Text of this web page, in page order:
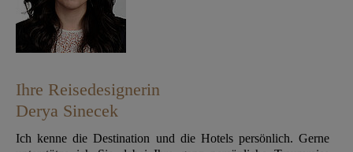
Ihre Reisedesignerin
Derya Sinecek
Ich kenne die Destination und die Hotels persönlich. Gerne